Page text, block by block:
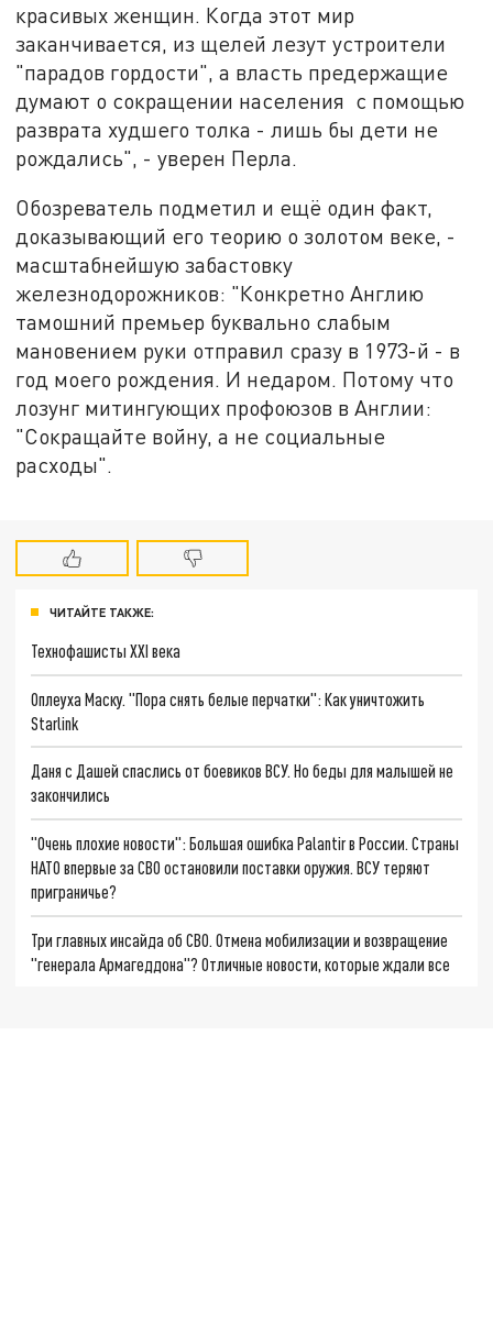
красивых женщин. Когда этот мир
заканчивается, из щелей лезут устроители
"парадов гордости", а власть предержащие
думают о сокращении населения с помощью
разврата худшего толка - лишь бы дети не
рождались", - уверен Перла.
Обозреватель подметил и ещё один факт,
доказывающий его теорию о золотом веке, -
масштабнейшую забастовку
железнодорожников: "Конкретно Англию
тамошний премьер буквально слабым
мановением руки отправил сразу в 1973-й - в
год моего рождения. И недаром. Потому что
лозунг митингующих профоюзов в Англии:
"Сокращайте войну, а не социальные
расходы".
ЧИТАЙТЕ ТАКЖЕ:
Технофашисты XXI века
Оплеуха Маску. "Пора снять белые перчатки": Как уничтожить
Starlink
Даня с Дашей спаслись от боевиков ВСУ. Но беды для малышей не
закончились
"Очень плохие новости": Большая ошибка Palantir в России. Страны
НАТО впервые за СВО остановили поставки оружия. ВСУ теряют
приграничье?
Три главных инсайда об СВО. Отмена мобилизации и возвращение
"генерала Армагеддона"? Отличные новости, которые ждали все